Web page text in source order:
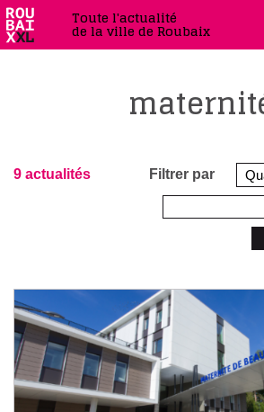
Toute l'actualité
de la ville de Roubaix
9 actualités Filtrer par